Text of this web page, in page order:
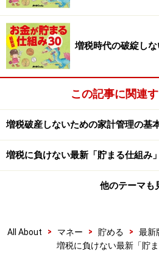
実は内容が少し異なります。
一時払いは契約時に保険料を支
険料の支払いが完了します。対
社がいったん預かり、毎年の支
う形となります（図参照）。と
ト（下表参照）がありますが、
は、それなりの貯蓄性が得られ
た場合、年利回り0.9％程度）、
一時払いと全期前納の違い
増税時代の破綻し
この記事に関連
増税破産しないための家計管理の基
増税に負けない最新「貯まる仕組み」
他のテーマも
All About > マネー > 貯める > 最新
増税に負けない最新「貯ま